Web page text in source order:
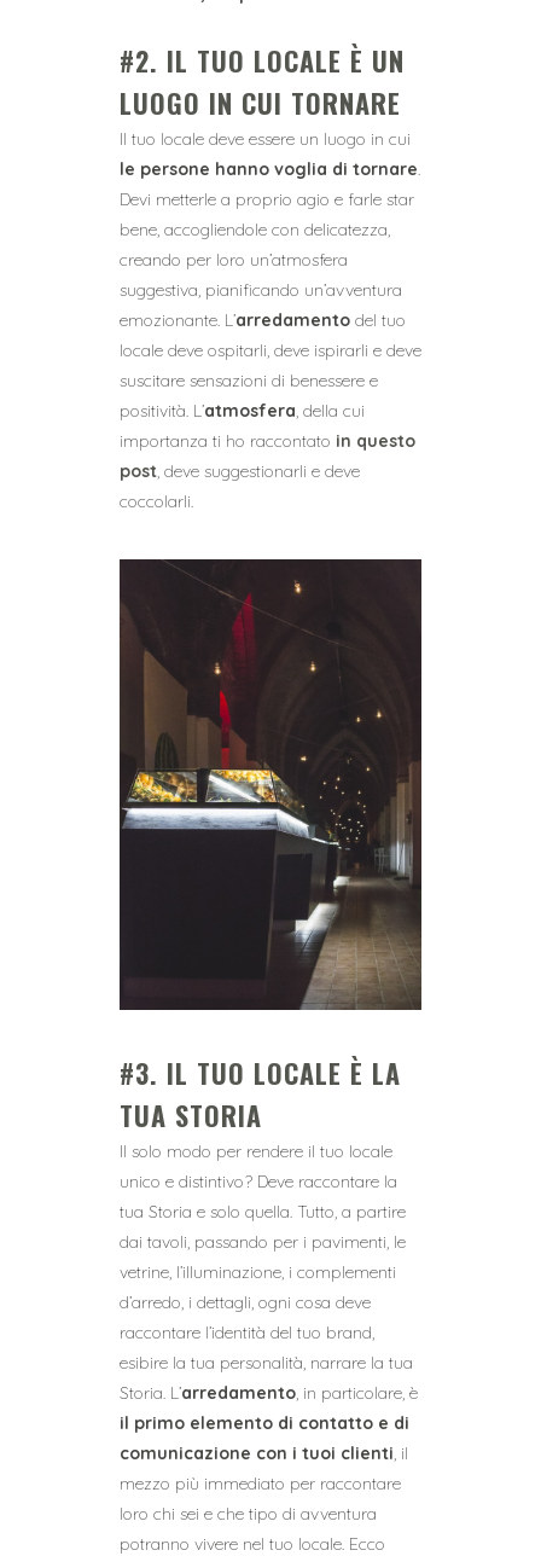
#2. IL TUO LOCALE È UN
LUOGO IN CUI TORNARE
Il tuo locale deve essere un luogo in cui
le persone hanno voglia di tornare.
Devi metterle a proprio agio e farle star
bene, accogliendole con delicatezza,
creando per loro un’atmosfera
suggestiva, pianificando un’avventura
emozionante. L’arredamento del tuo
locale deve ospitarli, deve ispirarli e deve
suscitare sensazioni di benessere e
positività. L’atmosfera, della cui
importanza ti ho raccontato in questo
post, deve suggestionarli e deve
coccolarli.
#3. IL TUO LOCALE È LA
TUA STORIA
Il solo modo per rendere il tuo locale
unico e distintivo? Deve raccontare la
tua Storia e solo quella. Tutto, a partire
dai tavoli, passando per i pavimenti, le
vetrine, l’illuminazione, i complementi
d’arredo, i dettagli, ogni cosa deve
raccontare l’identità del tuo brand,
esibire la tua personalità, narrare la tua
Storia. L’arredamento, in particolare, è
il primo elemento di contatto e di
comunicazione con i tuoi clienti, il
mezzo più immediato per raccontare
loro chi sei e che tipo di avventura
potranno vivere nel tuo locale. Ecco